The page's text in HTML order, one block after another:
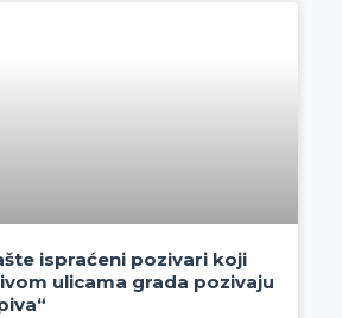
ispraćeni pozivari koji
ulicama grada pozivaju